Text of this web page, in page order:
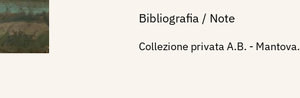
Bibliografia / Note
Collezione privata A.B. - Mantova.